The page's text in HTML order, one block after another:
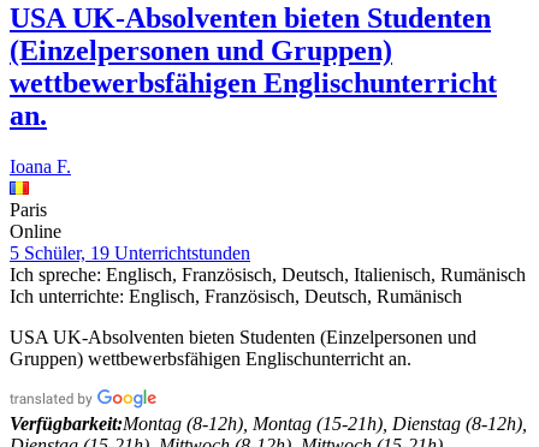
USA UK-Absolventen bieten Studenten
(Einzelpersonen und Gruppen)
wettbewerbsfähigen Englischunterricht
an.
Ioana F.
Paris
Online
5 Schüler, 19 Unterrichtstunden
Ich spreche: Englisch, Französisch, Deutsch, Italienisch, Rumänisch
Ich unterrichte: Englisch, Französisch, Deutsch, Rumänisch
USA UK-Absolventen bieten Studenten (Einzelpersonen und
Gruppen) wettbewerbsfähigen Englischunterricht an.
Verfügbarkeit:Montag (8-12h), Montag (15-21h), Dienstag (8-12h),